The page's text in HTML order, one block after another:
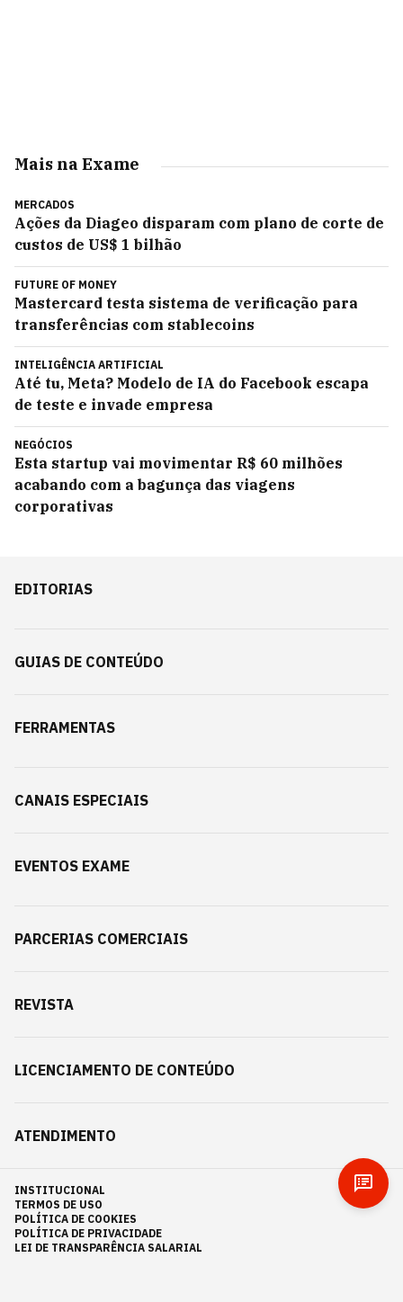
Mais na Exame
MERCADOS
Ações da Diageo disparam com plano de corte de
custos de US$ 1 bilhão
FUTURE OF MONEY
Mastercard testa sistema de verificação para
transferências com stablecoins
INTELIGÊNCIA ARTIFICIAL
Até tu, Meta? Modelo de IA do Facebook escapa
de teste e invade empresa
NEGÓCIOS
Esta startup vai movimentar R$ 60 milhões
acabando com a bagunça das viagens
corporativas
EDITORIAS
GUIAS DE CONTEÚDO
FERRAMENTAS
CANAIS ESPECIAIS
EVENTOS EXAME
PARCERIAS COMERCIAIS
REVISTA
LICENCIAMENTO DE CONTEÚDO
ATENDIMENTO
INSTITUCIONAL
TERMOS DE USO
POLÍTICA DE COOKIES
POLÍTICA DE PRIVACIDADE
LEI DE TRANSPARÊNCIA SALARIAL